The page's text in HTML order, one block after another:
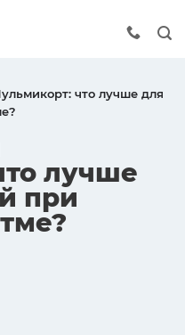
что лучше для
лучше
при